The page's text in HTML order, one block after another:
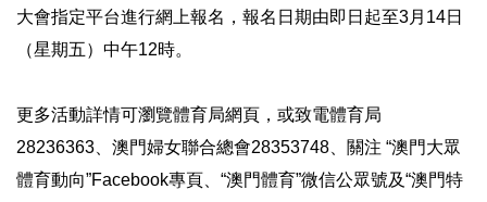
大會指定平台進行網上報名，報名日期由即日起至3月14日
（星期五）中午12時。
更多活動詳情可瀏覽體育局網頁，或致電體育局
28236363、澳門婦女聯合總會28353748、關注 “澳門大眾
體育動向”Facebook專頁、“澳門體育”微信公眾號及“澳門特